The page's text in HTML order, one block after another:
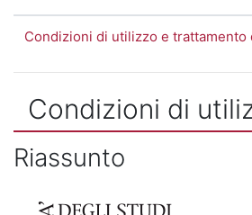
Condizioni di utilizzo e trattamento
Condizioni di
Riassunto